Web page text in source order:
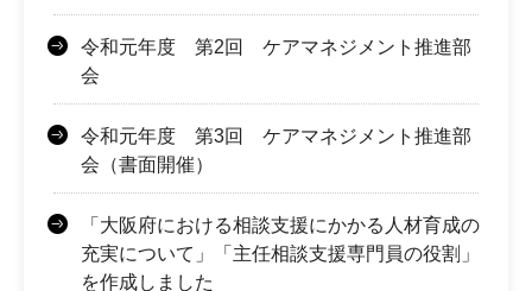
令和元年度 第2回 ケアマネジメント推進部
会
令和元年度 第3回 ケアマネジメント推進部
会（書面開催）
「大阪府における相談支援にかかる人材育成の
充実について」「主任相談支援専門員の役割」
を作成しました